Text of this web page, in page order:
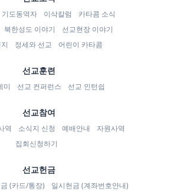
기도동역자 이삭칼럼
카타콤 소식
북한성도 이야기
선교현장 이야기
정세와 선교 어린이 카타콤
선교훈련
미 선교 컨퍼런스 선교 인턴쉽
선교참여
역 소식지 신청 예배안내
자원사역
집회신청하기
선교헌금
(카드/통장)
일시헌금 (계좌번호안내)